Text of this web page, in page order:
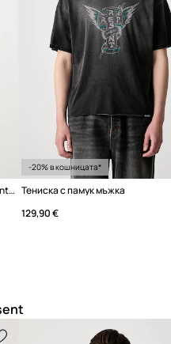
Памучна тениска Represent Represent Owners Club Script
-20% в кошницата*
Тениска с памук мъжка
129,90 €